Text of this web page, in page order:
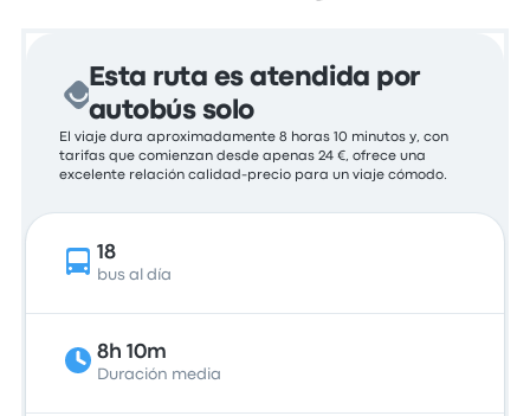
Esta ruta es atendida por
autobús solo
El viaje dura aproximadamente 8 horas 10 minutos y, con
tarifas que comienzan desde apenas 24 €, ofrece una
excelente relación calidad-precio para un viaje cómodo.
18
bus al día
8h 10m
Duración media